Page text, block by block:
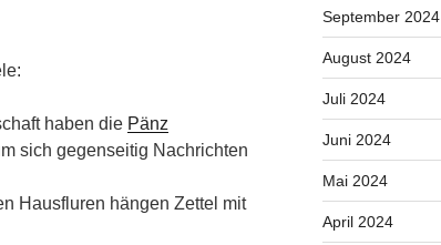
haben die Pänz
sich gegenseitig Nachrichten
Hausfluren hängen Zettel mit
September 2024
August 2024
Juli 2024
Juni 2024
Mai 2024
April 2024